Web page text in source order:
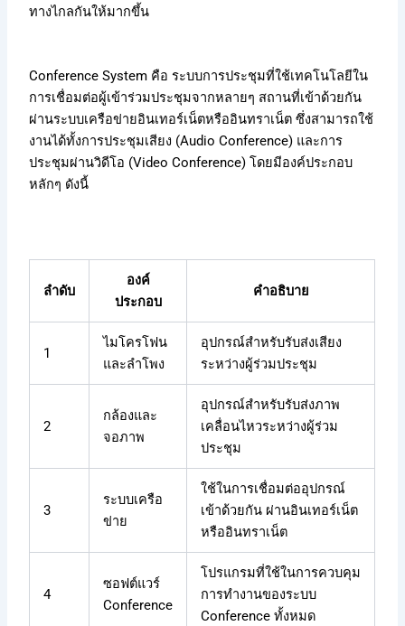
ทางไกลกันให้มากขึ้น
Conference System คือ ระบบการประชุมที่ใช้เทคโนโลยีใน
การเชื่อมต่อผู้เข้าร่วมประชุมจากหลายๆ สถานที่เข้าด้วยกัน
ผ่านระบบเครือข่ายอินเทอร์เน็ตหรืออินทราเน็ต ซึ่งสามารถใช้
งานได้ทั้งการประชุมเสียง (Audio Conference) และการ
ประชุมผ่านวิดีโอ (Video Conference) โดยมีองค์ประกอบ
หลักๆ ดังนี้
ลำดับ
องค์
ประกอบ
คำอธิบาย
1
ไมโครโฟน
และลำโพง
อุปกรณ์สำหรับรับส่งเสียง
ระหว่างผู้ร่วมประชุม
2
กล้องและ
จอภาพ
อุปกรณ์สำหรับรับส่งภาพ
เคลื่อนไหวระหว่างผู้ร่วม
ประชุม
3
ระบบเครือ
ข่าย
ใช้ในการเชื่อมต่ออุปกรณ์
เข้าด้วยกัน ผ่านอินเทอร์เน็ต
หรืออินทราเน็ต
4
ซอฟต์แวร์
Conference
โปรแกรมที่ใช้ในการควบคุม
การทำงานของระบบ
Conference ทั้งหมด